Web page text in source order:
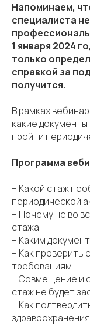
Напоминаем,
специалиста
1 января 2024
только
справкой за
получится.
В рамках
какие
пройти
Программа
– Какой стаж
периодической
– Почему не во
стажа
– Каким
– Как проверить
требованиям
– Совмещение и
стаж не будет
– Как
здравоохранения